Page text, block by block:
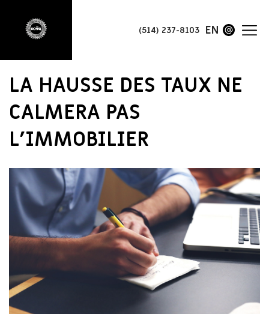
(514) 237-8103 EN
LA HAUSSE DES TAUX NE
CALMERA PAS
L’IMMOBILIER